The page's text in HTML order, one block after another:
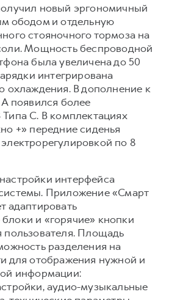
новый эргономичный
ободом и отдельную
стояночного тормоза на
Мощность беспроводной
была увеличена до 50
интегрирована
охлаждения. В дополнение к
появился более
C. В комплектациях
+» передние сиденья
по 8
интерфейса
Приложение «Смарт
адаптировать
и «горячие» кнопки
пользователя. Площадь
разделения на
для отображения нужной и
информации:
аудио-музыкальные